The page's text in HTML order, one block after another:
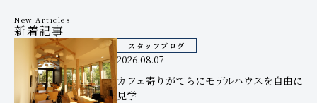
New Articles
新着記事
スタッフブログ
2026.08.07
カフェ寄りがてらにモデルハウスを自由に
見学